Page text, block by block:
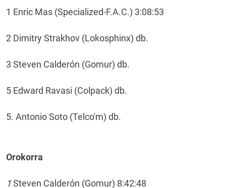
1 Enric Mas (Specialized-F.A.C.) 3:08:53
2 Dimitry Strakhov (Lokosphinx) db.
3 Steven Calderón (Gomur) db.
5 Edward Ravasi (Colpack) db.
5. Antonio Soto (Telco'm) db.
Orokorra
1Steven Calderón (Gomur) 8:42:48